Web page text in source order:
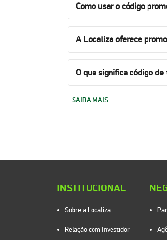
Como usar o código
A Localiza oferece
O que significa código
SAIBA MAIS
INSTITUCIONAL
Sobre a Localiza
Relação com Investidor